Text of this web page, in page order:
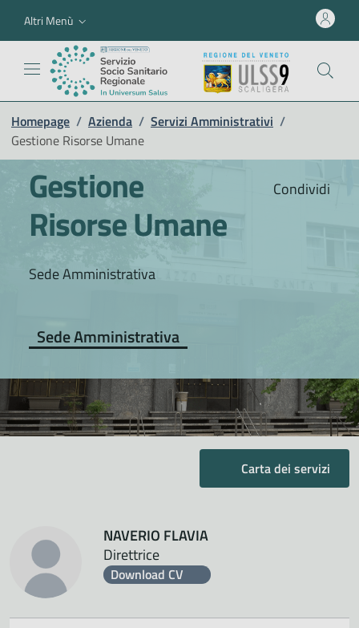
Altri Menù
Homepage / Azienda / Servizi Amministrativi /
Gestione Risorse Umane
Condividi
Gestione
Risorse Umane
Sede Amministrativa
Sede Amministrativa
Carta dei servizi
NAVERIO FLAVIA
Direttrice
Download CV